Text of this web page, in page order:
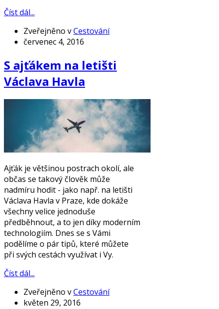
Číst dál...
Zveřejněno vCestování
červenec 4, 2016
S ajťákem na letišti
Václava Havla
Ajťák je většinou postrach okolí, ale
občas se takový člověk může
nadmíru hodit - jako např. na letišti
Václava Havla v Praze, kde dokáže
všechny velice jednoduše
předběhnout, a to jen díky moderním
technologiím. Dnes se s Vámi
podělíme o pár tipů, které můžete
při svých cestách využívat i Vy.
Číst dál...
Zveřejněno vCestování
květen 29, 2016